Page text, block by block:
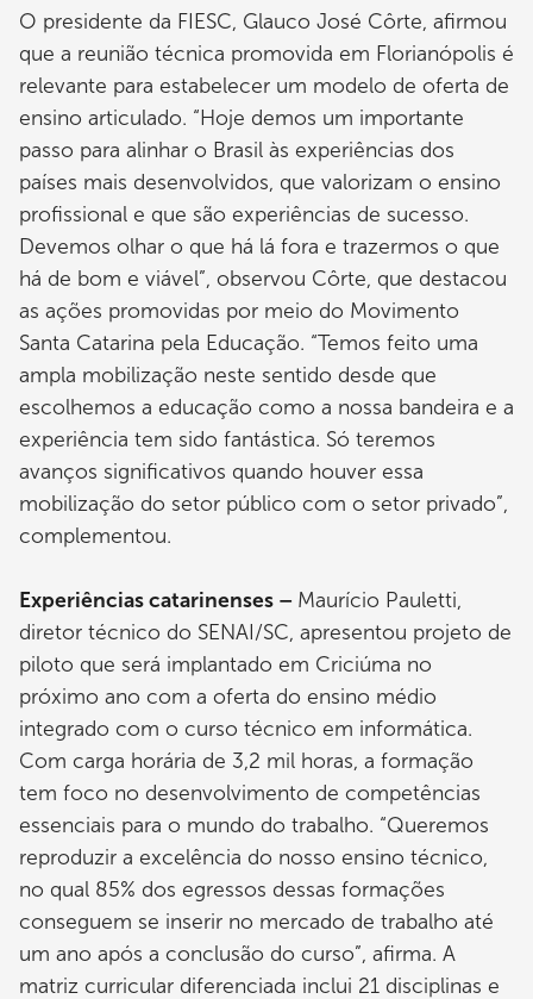
O presidente da FIESC, Glauco José Côrte, afirmou
que a reunião técnica promovida em Florianópolis é
relevante para estabelecer um modelo de oferta de
ensino articulado. “Hoje demos um importante
passo para alinhar o Brasil às experiências dos
países mais desenvolvidos, que valorizam o ensino
profissional e que são experiências de sucesso.
Devemos olhar o que há lá fora e trazermos o que
há de bom e viável”, observou Côrte, que destacou
as ações promovidas por meio do Movimento
Santa Catarina pela Educação. “Temos feito uma
ampla mobilização neste sentido desde que
escolhemos a educação como a nossa bandeira e a
experiência tem sido fantástica. Só teremos
avanços significativos quando houver essa
mobilização do setor público com o setor privado”,
complementou.
Experiências catarinenses – Maurício Pauletti,
diretor técnico do SENAI/SC, apresentou projeto de
piloto que será implantado em Criciúma no
próximo ano com a oferta do ensino médio
integrado com o curso técnico em informática.
Com carga horária de 3,2 mil horas, a formação
tem foco no desenvolvimento de competências
essenciais para o mundo do trabalho. “Queremos
reproduzir a excelência do nosso ensino técnico,
no qual 85% dos egressos dessas formações
conseguem se inserir no mercado de trabalho até
um ano após a conclusão do curso”, afirma. A
matriz curricular diferenciada inclui 21 disciplinas e